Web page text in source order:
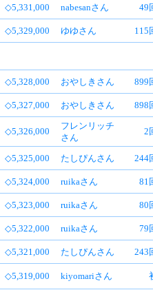
◇5,331,000 nabesanさん 49
◇5,329,000 ゆゆさん 115
◇5,328,000 おやしきさん 899
◇5,327,000 おやしきさん 898
◇5,326,000
フレンリッチ
さん
2
◇5,325,000 たしぴんさん 244
◇5,324,000 ruikaさん 81
◇5,323,000 ruikaさん 80
◇5,322,000 ruikaさん 79
◇5,321,000 たしぴんさん 243
◇5,319,000 kiyomariさん